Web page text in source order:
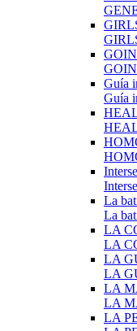
Guía
Guía
La
La
LA
LA
LA
LA
LA
LA
LA